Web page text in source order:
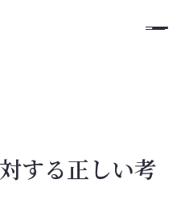
する正しい考